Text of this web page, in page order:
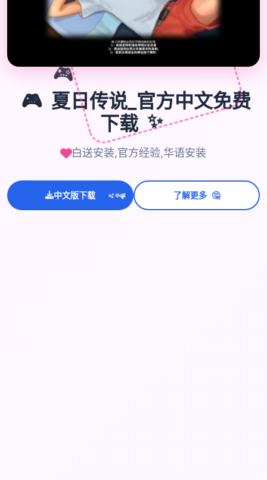
🎮
🎮 夏日传说_官方中文免费
下载 ✨
白送安装,官方经验,华语安装
中文版下载 ✨
⭐💫 了解更多 🤔